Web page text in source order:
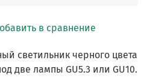
в сравнение
светильник черного цвета
две лампы GU5.3 или GU10.